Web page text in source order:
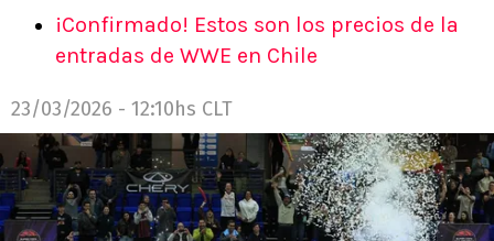
¡Confirmado! Estos son los precios de la
entradas de WWE en Chile
23/03/2026 - 12:10hs CLT